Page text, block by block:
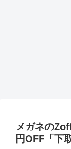
メガネの
円OFF「下